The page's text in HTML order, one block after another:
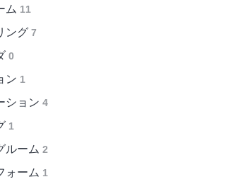
ム 11
ング 7
0
ン 1
ション 4
1
ルーム 2
ォーム 1